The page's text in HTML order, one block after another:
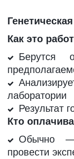
Как это
Берутся
лаборатории
Результат
Кто
Обычно —
провести